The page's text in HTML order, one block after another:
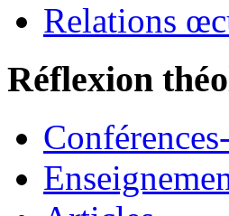
Relations
Réflexion